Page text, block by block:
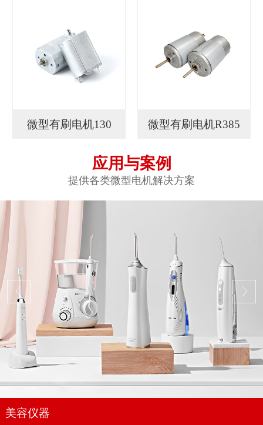
微型有刷电机130 微型有刷电机R385
应用与案例
提供各类微型电机解决方案
美容仪器